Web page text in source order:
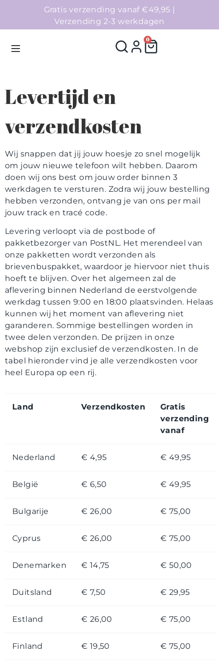
Gratis verzending vanaf €49,95 |
Verzending 2-3 werkdagen
0
Homepage
Telefoonhoesjes
Accessoires
Sale
Collecties
Levertijd en
verzendkosten
Wij snappen dat jij jouw hoesje zo snel mogelijk
om jouw nieuwe telefoon wilt hebben. Daarom
doen wij ons best om jouw order binnen 3
werkdagen te versturen. Zodra wij jouw bestelling
hebben verzonden, ontvang je van ons per mail
jouw track en tracé code.
Levering verloopt via de postbode of
pakketbezorger van PostNL. Het merendeel van
onze pakketten wordt verzonden als
brievenbuspakket, waardoor je hiervoor niet thuis
hoeft te blijven. Over het algemeen zal de
aflevering binnen Nederland de eerstvolgende
werkdag tussen 9:00 en 18:00 plaatsvinden. Helaas
kunnen wij het moment van aflevering niet
garanderen. Sommige bestellingen worden in
twee delen verzonden. De prijzen in onze
webshop zijn exclusief de verzendkosten. In de
tabel hieronder vind je alle verzendkosten voor
heel Europa op een rij.
Land Verzendkosten
Gratis
verzending
vanaf
Nederland € 4,95 € 49,95
België € 6,50 € 49,95
Bulgarije € 26,00 € 75,00
Cyprus € 26,00 € 75,00
Denemarken € 14,75 € 50,00
Duitsland € 7,50 € 29,95
Estland € 26,00 € 75,00
Finland € 19,50 € 75,00